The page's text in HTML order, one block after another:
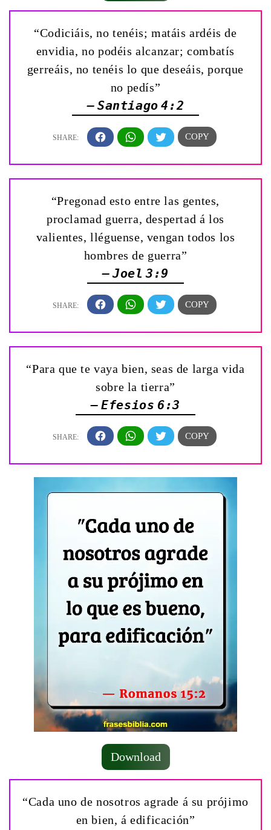
“Codiciáis, no tenéis; matáis ardéis de
envidia, no podéis alcanzar; combatís
gerreáis, no tenéis lo que deseáis, porque
no pedís”
— Santiago 4:2
“Pregonad esto entre las gentes,
proclamad guerra, despertad á los
valientes, lléguense, vengan todos los
hombres de guerra”
— Joel 3:9
“Para que te vaya bien, seas de larga vida
sobre la tierra”
— Efesios 6:3
Download
“Cada uno de nosotros agrade á su prójimo
en bien, á edificación”